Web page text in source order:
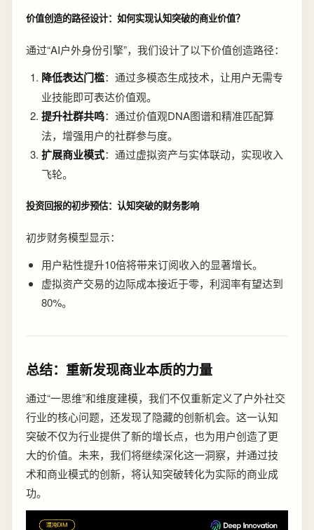
价值创造的路径设计：如何实现认知突破的商业价值？
通过“AI户外身份引擎”，我们设计了以下价值创造路径：
降低表达门槛：通过多模态生成技术，让用户无需专
业技能即可表达价值观。
提升社群共鸣：通过价值观DNA图谱和精准匹配算
法，增强用户的社群参与度。
扩展商业模式：通过虚拟资产与实体联动，实现收入
飞轮。
投资回报的初步预估：认知突破的财务影响
初步财务模型显示：
用户粘性提升10倍将带来订阅收入的显著增长。
虚拟资产交易的边际成本接近于零，利润率有望达到
80%。
总结：重新发现商业本质的力量
通过“一思维”和维度建模，我们不仅重新定义了户外社交
行业的核心问题，还发现了隐藏的创新机会。这一认知
突破不仅为行业提供了新的增长点，也为用户创造了更
大的价值。未来，我们将继续深化这一洞察，并通过技
术和商业模式的创新，将认知突破转化为实际的商业成
功。